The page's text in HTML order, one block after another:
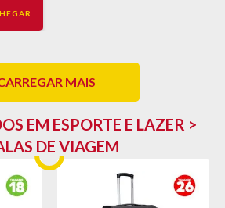
MAIS
EM ESPORTE E LAZER >
DE VIAGEM